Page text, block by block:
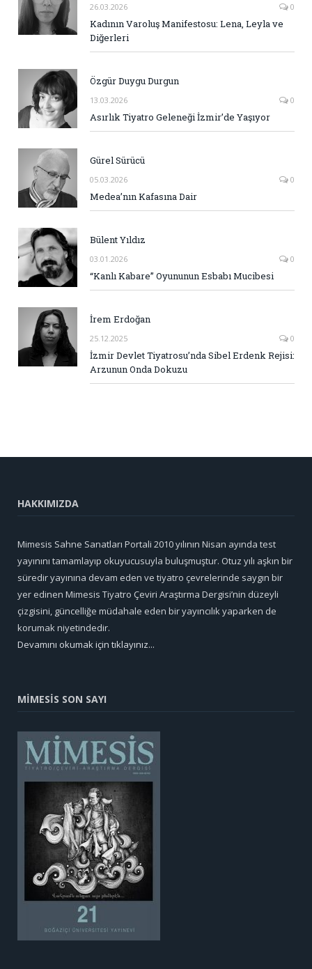
26.03.2026 0
Kadının Varoluş Manifestosu: Lena, Leyla ve
Diğerleri
Özgür Duygu Durgun
13.03.2026 0
Asırlık Tiyatro Geleneği İzmir’de Yaşıyor
Gürel Sürücü
05.03.2026 0
Medea’nın Kafasına Dair
Bülent Yıldız
03.01.2026 0
“Kanlı Kabare” Oyununun Esbabı Mucibesi
İrem Erdoğan
25.12.2025 0
İzmir Devlet Tiyatrosu’nda Sibel Erdenk Rejisi:
Arzunun Onda Dokuzu
HAKKIMIZDA
Mimesis Sahne Sanatları Portali 2010 yılının Nisan ayında test
yayınını tamamlayıp okuyucusuyla buluşmuştur. Otuz yılı aşkın bir
süredir yayınına devam eden ve tiyatro çevrelerinde saygın bir
yer edinen Mimesis Tiyatro Çeviri Araştırma Dergisi’nin düzeyli
çizgisini, güncelliğe müdahale eden bir yayıncılık yaparken de
korumak niyetindedir.
Devamını okumak için tıklayınız...
MİMESİS SON SAYI